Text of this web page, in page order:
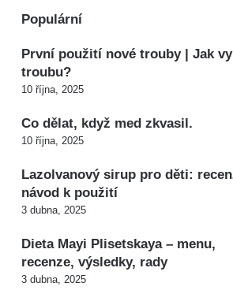
Populární
První použití nové trouby | Jak
troubu?
10 října, 2025
Co dělat, když med zkvasil.
10 října, 2025
Lazolvanový sirup pro děti:
návod k použití
3 dubna, 2025
Dieta Mayi Plisetskaya – menu,
recenze, výsledky, rady
3 dubna, 2025